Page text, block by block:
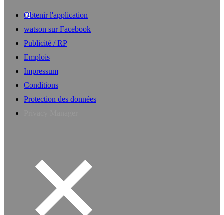
Obtenir l'application
watson sur Facebook
Publicité / RP
Emplois
Impressum
Conditions
Protection des données